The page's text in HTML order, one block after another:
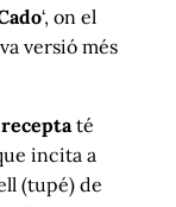
‘, on el
versió més
té
incita a
(tupé) de